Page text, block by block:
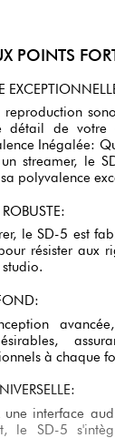
POINTS
reproduction
détail de votre
Inégalée:
streamer, le
polyvalence
le SD-5 est
résister aux
à chaque
une interface
le SD-5